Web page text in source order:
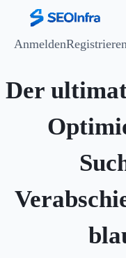
Anmelden
Der